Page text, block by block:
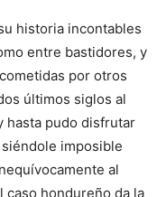
historia incontables
entre bastidores, y
por otros
últimos siglos al
hasta pudo disfrutar
imposible
al
caso hondu­reño da la